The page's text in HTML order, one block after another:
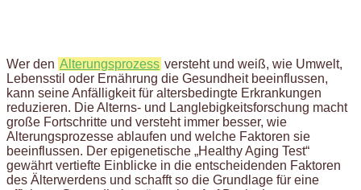
Wer den Alterungsprozess versteht und weiß, wie Umwelt,
Lebensstil oder Ernährung die Gesundheit beeinflussen,
kann seine Anfälligkeit für altersbedingte Erkrankungen
reduzieren. Die Alterns- und Langlebigkeitsforschung macht
große Fortschritte und versteht immer besser, wie
Alterungsprozesse ablaufen und welche Faktoren sie
beeinflussen. Der epigenetische „Healthy Aging Test“
gewährt vertiefte Einblicke in die entscheidenden Faktoren
des Älterwerdens und schafft so die Grundlage für eine